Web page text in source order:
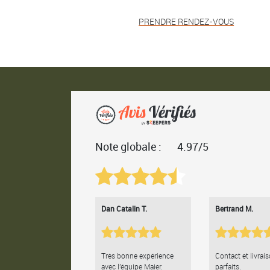
PRENDRE RENDEZ-VOUS
Note globale : 4.97/5
Dan Catalin T.
Très bonne expérience
avec l'équipe Maier.
Bertrand M.
Contact et
parfaits.